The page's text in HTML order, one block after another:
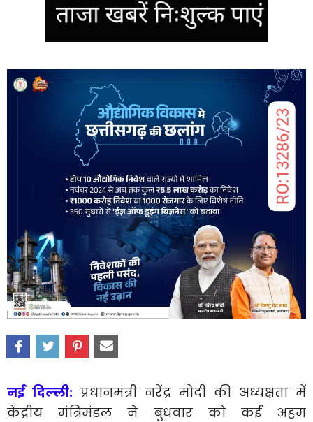
नई दिल्ली: प्रधानमंत्री नरेंद्र मोदी की अध्यक्षता में
केंद्रीय मंत्रिमंडल ने बुधवार को कई अहम